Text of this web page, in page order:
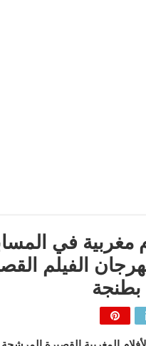
مغربية في
الفيلم